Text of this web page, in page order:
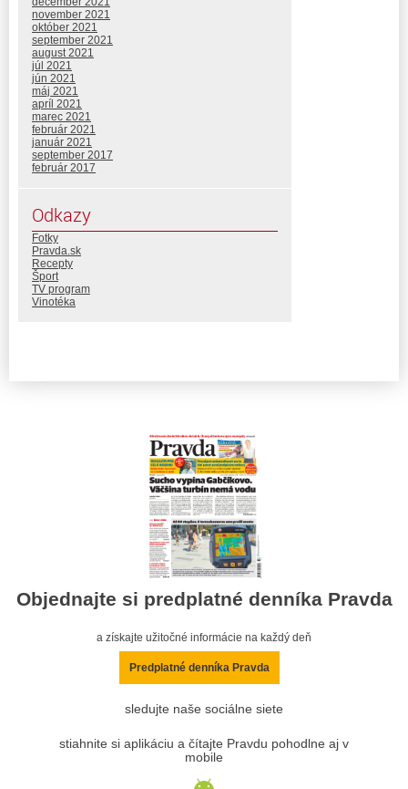
november 2021
október 2021
september 2021
august 2021
júl 2021
jún 2021
máj 2021
apríl 2021
marec 2021
február 2021
január 2021
september 2017
február 2017
Odkazy
Fotky
Pravda.sk
Recepty
Šport
TV program
Vinotéka
Objednajte si predplatné denníka Pravda
a získajte užitočné informácie na každý deň
Predplatné denníka Pravda
sledujte naše sociálne siete
stiahnite si aplikáciu a čítajte Pravdu pohodlne aj v
mobile